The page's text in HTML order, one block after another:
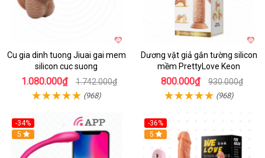
Cu gia dinh tuong Jiuai gai mem
silicon cuc suong
1.080.000₫ 1.742.000₫
(968)
Dương vật giả gắn tường silicon
mềm PrettyLove Keon
800.000₫ 930.000₫
(968)
-34%
5
-36%
5